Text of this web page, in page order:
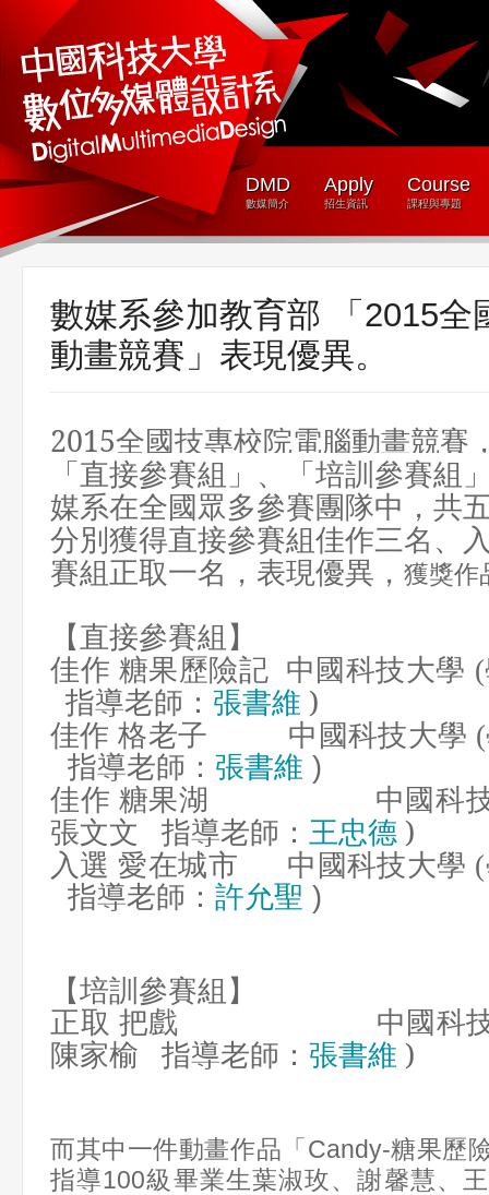
DMD
數媒簡介
Apply
招生資訊
Course
課程與專題
數媒系參加教育部 「2015全
動畫競賽」表現優異。
2015全國技專校院電腦動畫競賽
「直接參賽組」、「培訓參賽組
媒系在全國眾多參賽團隊中，共
分別獲得直接參賽組佳作三名、
賽組正取一名，表現優異， 獲獎作
【直接參賽組】
佳作 糖果歷險記 中國科技大學
指導老師： 張書維 )
佳作 格老子 中國科技大學
指導老師： 張書維 )
佳作 糖果湖 中國科
張文文 指導老師： 王忠德 )
入選 愛在城市 中國科技大學
指導老師： 許允聖 )
【培訓參賽組】
正取 把戲
中國科
陳家榆 指導老師： 張書維 )
而其中一件動畫作品「Candy-糖果歷
指導100級畢業生葉淑玫、謝馨慧、